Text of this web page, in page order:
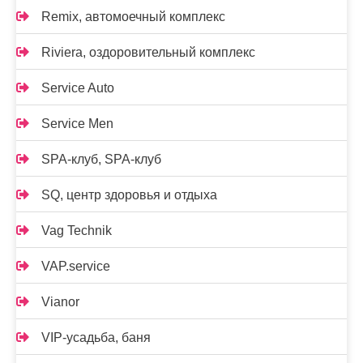
Remix, автомоечный комплекс
Riviera, оздоровительный комплекс
Service Auto
Service Men
SPA-клуб, SPA-клуб
SQ, центр здоровья и отдыха
Vag Technik
VAP.service
Vianor
VIP-усадьба, баня